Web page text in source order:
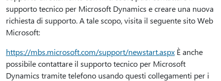
supporto tecnico per Microsoft Dynamics e creare una nuova
richiesta di supporto. A tale scopo, visita il seguente sito Web
Microsoft:
https://mbs.microsoft.com/support/newstart.aspx È anche
possibile contattare il supporto tecnico per Microsoft
Dynamics tramite telefono usando questi collegamenti per i